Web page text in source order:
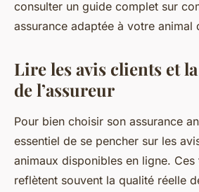
consulter un guide complet sur
assurance adaptée à votre animal
Lire les avis clients et
de l’assureur
Pour bien choisir son assurance
essentiel de se pencher sur les
animaux disponibles en ligne. Ces
reflètent souvent la qualité réelle